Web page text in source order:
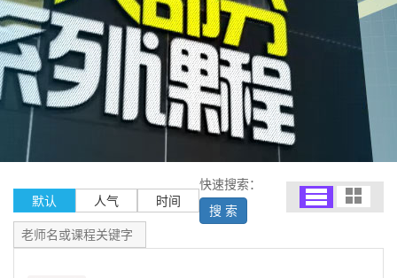
默认 人气 时间
快速搜索：
搜 索